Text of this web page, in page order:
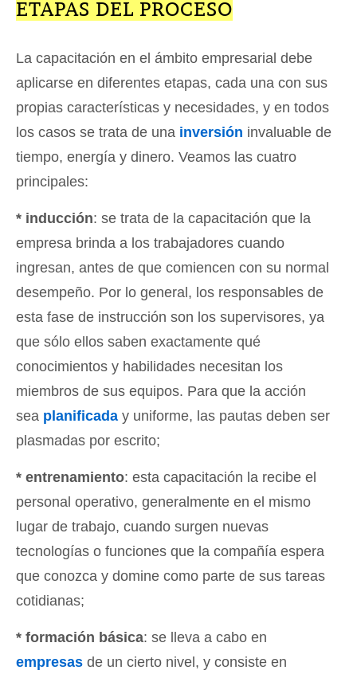
ETAPAS DEL PROCESO
La capacitación en el ámbito empresarial debe
aplicarse en diferentes etapas, cada una con sus
propias características y necesidades, y en todos
los casos se trata de una inversión invaluable de
tiempo, energía y dinero. Veamos las cuatro
principales:
* inducción: se trata de la capacitación que la
empresa brinda a los trabajadores cuando
ingresan, antes de que comiencen con su normal
desempeño. Por lo general, los responsables de
esta fase de instrucción son los supervisores, ya
que sólo ellos saben exactamente qué
conocimientos y habilidades necesitan los
miembros de sus equipos. Para que la acción
sea planificada y uniforme, las pautas deben ser
plasmadas por escrito;
* entrenamiento: esta capacitación la recibe el
personal operativo, generalmente en el mismo
lugar de trabajo, cuando surgen nuevas
tecnologías o funciones que la compañía espera
que conozca y domine como parte de sus tareas
cotidianas;
* formación básica: se lleva a cabo en
empresas de un cierto nivel, y consiste en